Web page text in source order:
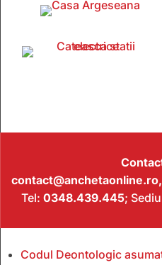
contact@anchetaonline.ro,
Tel: 0348.439.445;
Codul Deontologic